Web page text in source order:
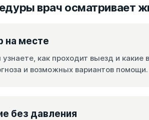
врач осматривает
на месте
узнаете, как проходит выезд и
и возможных вариантов помощи.
без давления